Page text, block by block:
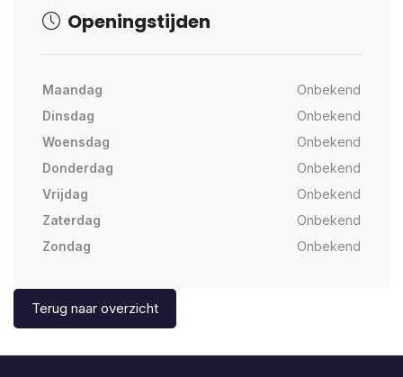
Openingstijden
Maandag
Onbekend
Dinsdag
Onbekend
Woensdag
Onbekend
Donderdag
Onbekend
Vrijdag
Onbekend
Zaterdag
Onbekend
Zondag
Onbekend
Terug naar overzicht